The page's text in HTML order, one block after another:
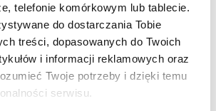
telefonie komórkowym lub tablecie.
do dostarczania Tobie
treści, dopasowanych do Twoich
i informacji reklamowych oraz
Twoje potrzeby i dzięki temu
serwisu.